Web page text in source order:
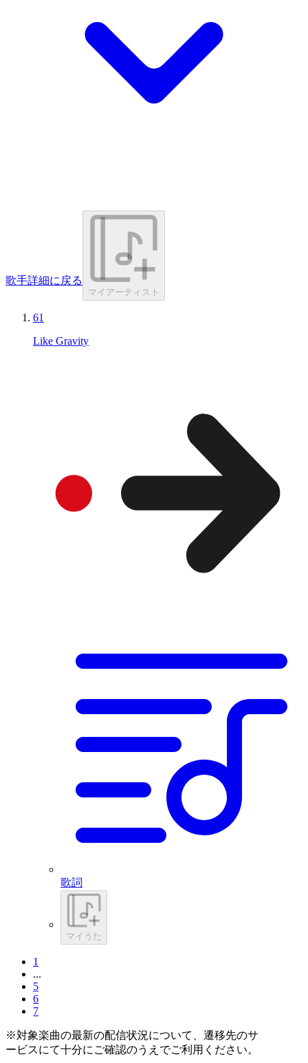
歌手詳細に戻る
マイアーティスト
61
Like Gravity
歌詞
マイうた
1
...
5
6
7
※対象楽曲の最新の配信状況について、遷移先のサ
ービスにて十分にご確認のうえでご利用ください。